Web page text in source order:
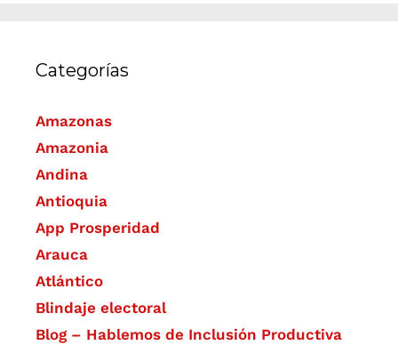
Categorías
Amazonas
Amazonia
Andina
Antioquia
App Prosperidad
Arauca
Atlántico
Blindaje electoral
Blog – Hablemos de Inclusión Productiva